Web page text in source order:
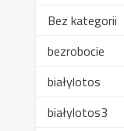
Bez kategorii
bezrobocie
białylotos
białylotos3